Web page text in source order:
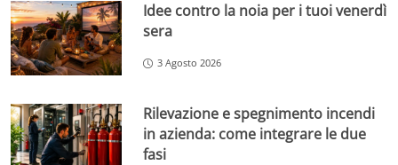
Idee contro la noia per i tuoi venerdì
sera
3 Agosto 2026
Rilevazione e spegnimento incendi
in azienda: come integrare le due
fasi